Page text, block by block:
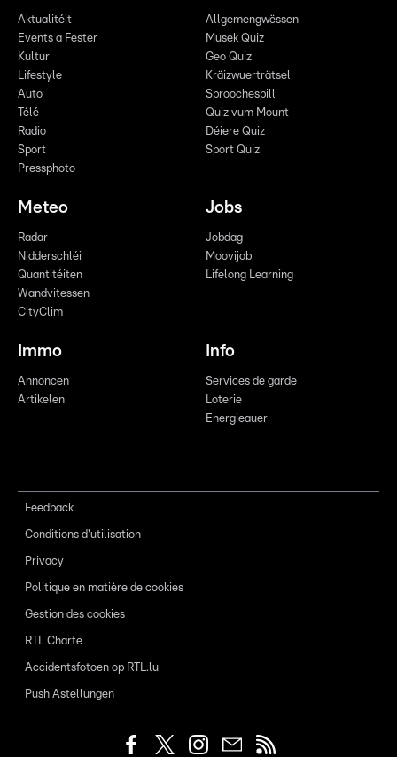
Aktualitéit
Events a Fester
Kultur
Lifestyle
Auto
Télé
Radio
Sport
Pressphoto
Allgemengwëssen
Musek Quiz
Geo Quiz
Kräizwuerträtsel
Sproochespill
Quiz vum Mount
Déiere Quiz
Sport Quiz
Meteo
Radar
Nidderschléi
Quantitéiten
Wandvitessen
CityClim
Jobs
Jobdag
Moovijob
Lifelong Learning
Immo
Annoncen
Artikelen
Info
Services de garde
Loterie
Energieauer
Feedback
Conditions d'utilisation
Privacy
Politique en matière de cookies
Gestion des cookies
RTL Charte
Accidentsfotoen op RTL.lu
Push Astellungen